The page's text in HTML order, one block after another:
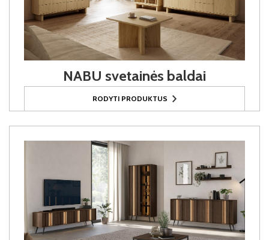
NABU svetainės baldai
RODYTI PRODUKTUS